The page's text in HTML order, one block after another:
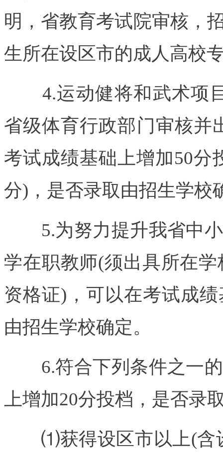
明，省教育考试院审核，
生所在设区市的成人高校
4.运动健将和武术项目
省级体育行政部门审核并
考试成绩基础上增加50分
分)，是否录取由招生学校
5.为努力提升我省中小
学在职教师(须出具所在
资格证)，可以在考试成
由招生学校确定。
6.符合下列条件之一的
上增加20分投档，是否录
⑴获得设区市以上(含设